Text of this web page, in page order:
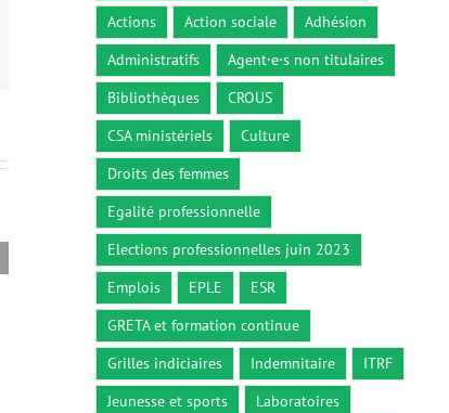
Circulaire du 26 décembre 2018
26 décembre 2018
Actions
Action sociale
Adhésion
Administratifs
Agent·e·s non titulaires
Bibliothèques
CROUS
CSA ministériels
Culture
Droits des femmes
Egalité professionnelle
Elections professionnelles juin 2023
Emplois
EPLE
ESR
GRETA et formation continue
Grilles indiciaires
Indemnitaire
ITRF
Jeunesse et sports
Laboratoires